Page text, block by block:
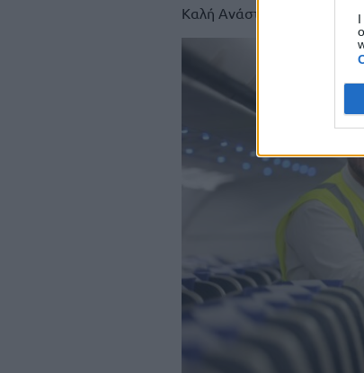
Καλή Ανάσταση και Καλό